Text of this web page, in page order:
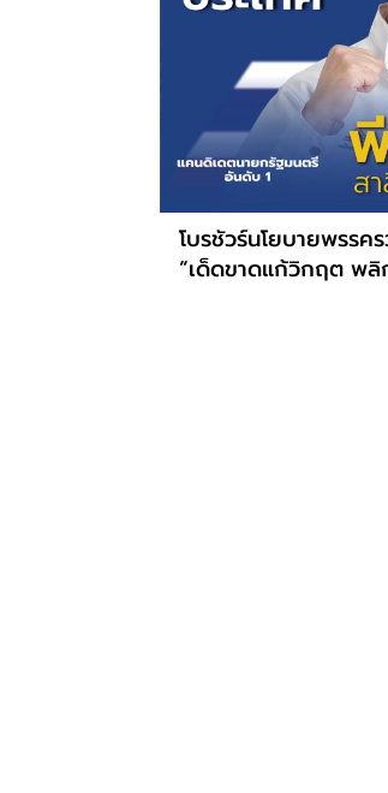
โบรชัวร์นโยบายพรรค
“เด็ดขาดแก้วิกฤต พลิ